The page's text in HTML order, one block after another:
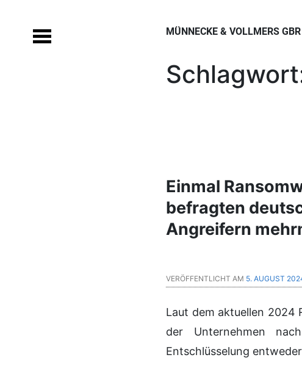
content
MÜNNECKE & VOLLMERS
Einmal
befragten
Angreifern
VERÖFFENTLICHT AM 5. AUGUST
Laut dem aktuellen 2024
der Unternehmen
Entschlüsselung